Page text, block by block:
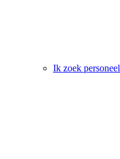
Ik zoek personeel